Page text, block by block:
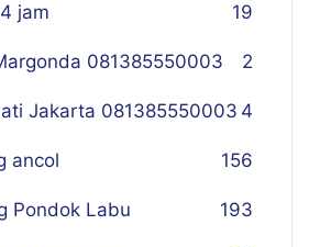
jam 19
081385550003 2
Jakarta 081385550003 4
ancol 156
Pondok Labu 193